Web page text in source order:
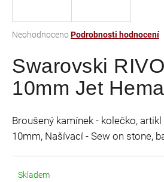
Průměrné
produktu
je
0,0
hvězdiček.
NeohodnocenoPodrobnosti hodnocení
Swarovski
10mm Jet
Broušený kamínek - kolečko,
10mm, Našívací - Sew on stone,
Skladem
j
t
?
HLEDAT